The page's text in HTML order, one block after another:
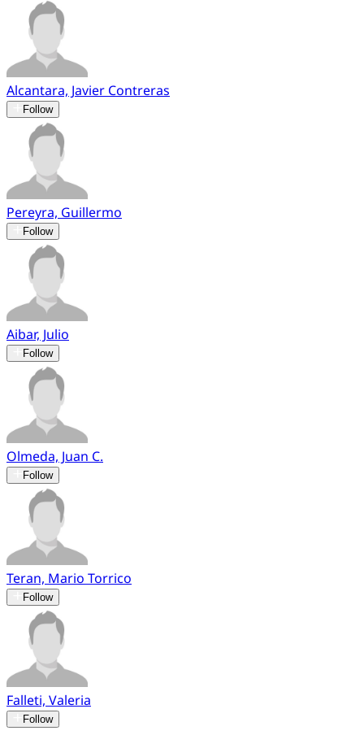
Alcantara, Javier Contreras
Follow
Pereyra, Guillermo
Follow
Aibar, Julio
Follow
Olmeda, Juan C.
Follow
Teran, Mario Torrico
Follow
Falleti, Valeria
Follow